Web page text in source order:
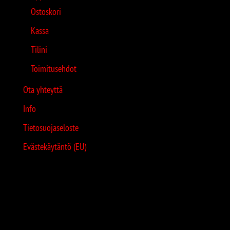
Ostoskori
Kassa
Tilini
Toimitusehdot
Ota yhteyttä
Info
Tietosuojaseloste
Evästekäytäntö (EU)